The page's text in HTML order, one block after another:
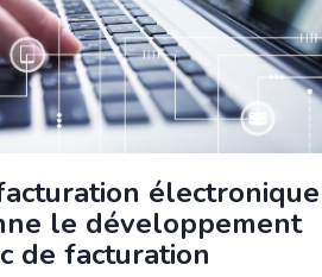
électronique
le développement
de facturation